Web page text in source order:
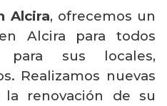
Alcira, ofrecemos un
Alcira para todos
para sus locales,
Realizamos nuevas
la renovación de su